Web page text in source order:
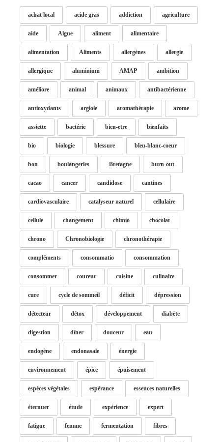
achat local acide gras addiction agriculture
aide Algue aliment alimentaire
alimentation Aliments allergènes allergie
allergique aluminium AMAP ambition
améliore animal animaux antibactérienne
antioxydants argiole aromathérapie arome
assiette bactérie bien-etre bienfaits
bio biologie blessure bleu-blanc-coeur
bon boulangeries Bretagne burn-out
cacao cancer candidose cantines
cardiovasculaire catalyseur naturel cellulaire
cellule changement chimio chocolat
chrono Chronobiologie chronothérapie
compléments consommatio consommation
consommer coureur cuisine culinaire
cure cycle de sommeil déficit dépression
détecteur détox développement diabète
digestion dîner douceur eau
endogène endonasale énergie
environnement épice épuisement
espèces végétales espérance essences naturelles
éternuer étude expérience expert
fatigue femme fermentation fibres